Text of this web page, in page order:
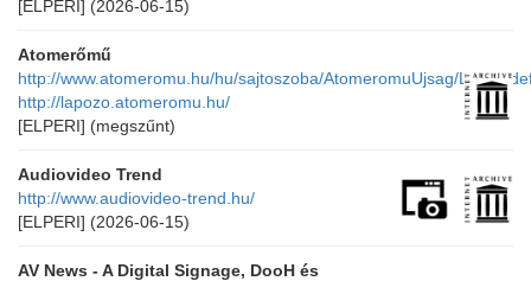
[ELPERI] (2026-06-15)
Atomerőmű
http://www.atomeromu.hu/hu/sajtoszoba/AtomeromuUjsag/Lapok/
http://lapozo.atomeromu.hu/
[ELPERI] (megszűnt)
Audiovideo Trend
http://www.audiovideo-trend.hu/
[ELPERI] (2026-06-15)
AV News - A Digital Signage, DooH és